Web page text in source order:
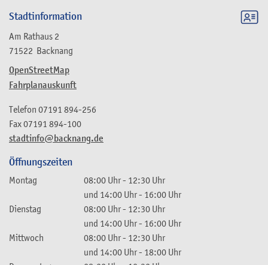
Stadtinformation
Am Rathaus 2
71522 Backnang
OpenStreetMap
Fahrplanauskunft
stadtinfo@backnang.de
Telefon 07191 894-256
Fax07191 894-100
Öffnungszeiten
Montag 08:00 Uhr- 12:30 Uhr
und 14:00 Uhr- 16:00 Uhr
Dienstag
08:00 Uhr- 12:30 Uhr
und 14:00 Uhr- 16:00 Uhr
Mittwoch
08:00 Uhr- 12:30 Uhr
und 14:00 Uhr- 18:00 Uhr